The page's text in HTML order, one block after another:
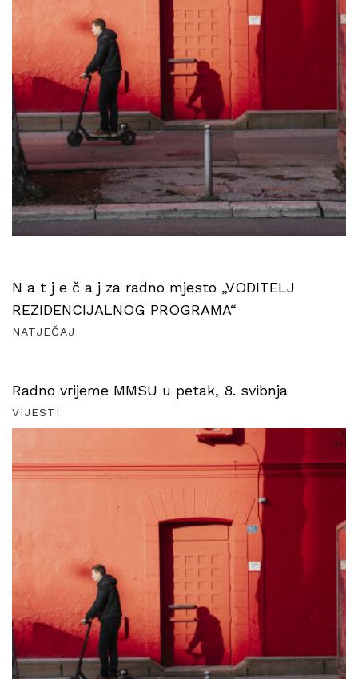
N a t j e č a j za radno mjesto „VODITELJ
REZIDENCIJALNOG PROGRAMA“
NATJEČAJ
Radno vrijeme MMSU u petak, 8. svibnja
VIJESTI